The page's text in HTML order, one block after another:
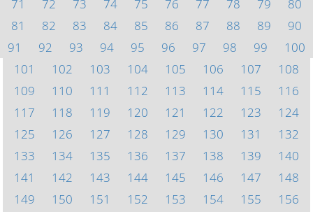
71
72 73 74 75 76 77 78 79
80
81
82 83 84 85 86 87 88 89
90
91
92 93 94 95 96 97 98 99
100
101
102 103 104 105 106 107
108
109
110 111 112 113 114 115
116
117
118 119 120 121 122 123
124
125
126 127 128 129 130 131
132
133
134 135 136 137 138 139
140
141
142 143 144 145 146 147
148
149
150 151 152 153 154 155
156